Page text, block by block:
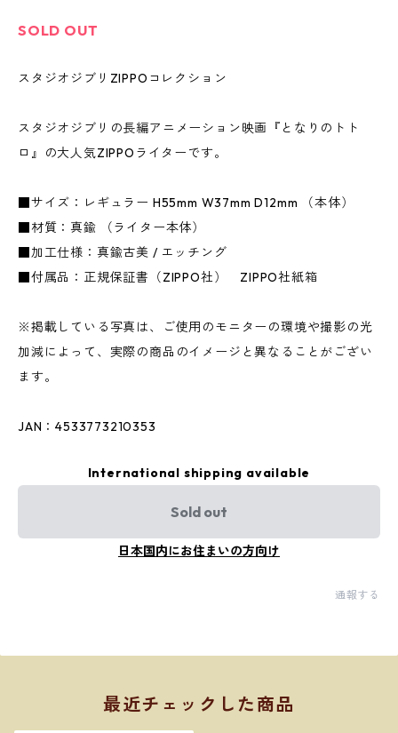
SOLD OUT
スタジオジブリZIPPOコレクション
スタジオジブリの長編アニメーション映画『となりのトト
ロ』の大人気ZIPPOライターです。
■サイズ：レギュラー H55mm W37mm D12mm （本体）
■材質：真鍮 （ライター本体）
■加工仕様：真鍮古美 / エッチング
■付属品：正規保証書（ZIPPO社） ZIPPO社紙箱
※掲載している写真は、ご使用のモニターの環境や撮影の光
加減によって、実際の商品のイメージと異なることがござい
ます。
JAN：4533773210353
International shipping available
Sold out
日本国内にお住まいの方向け
通報する
最近チェックした商品